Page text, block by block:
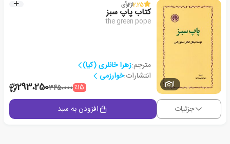
1
2.25از2رأی
کتاب پاپ سبز
the green pope
مترجم:زهرا خانلری (کیا)
انتشارات:خوارزمی
٪15345،000293،250
جزئیات افزودن به سبد